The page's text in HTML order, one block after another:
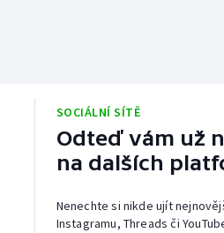
SOCIÁLNÍ SÍTĚ
Odteď vám už
na dalších
Nenechte si nikde ujít
Instagramu, Threads či